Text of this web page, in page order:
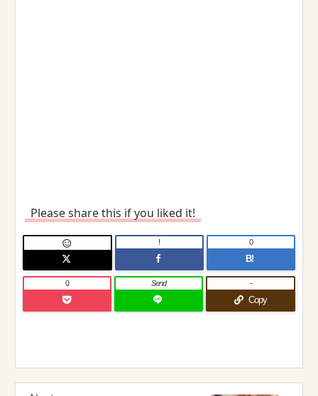
Please share this if you liked it!
 !
B!
0
0 Send
Copy
-